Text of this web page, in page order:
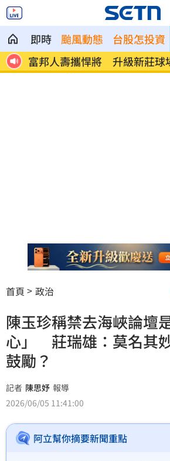
即時 颱風動態 台股怎投資
富邦人壽攜悍將 升級新莊球
施
首頁 政治
陳玉珍稱禁去海峽論壇
心」 莊瑞雄：莫名其
鼓勵？
記者 陳思妤 報導
2026/06/05 11:41:00
阿立幫你摘要新聞重點